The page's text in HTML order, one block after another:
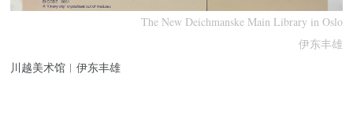
The New Deichmanske Main Library in Oslo
伊东丰雄
川越美术馆︱伊东丰雄